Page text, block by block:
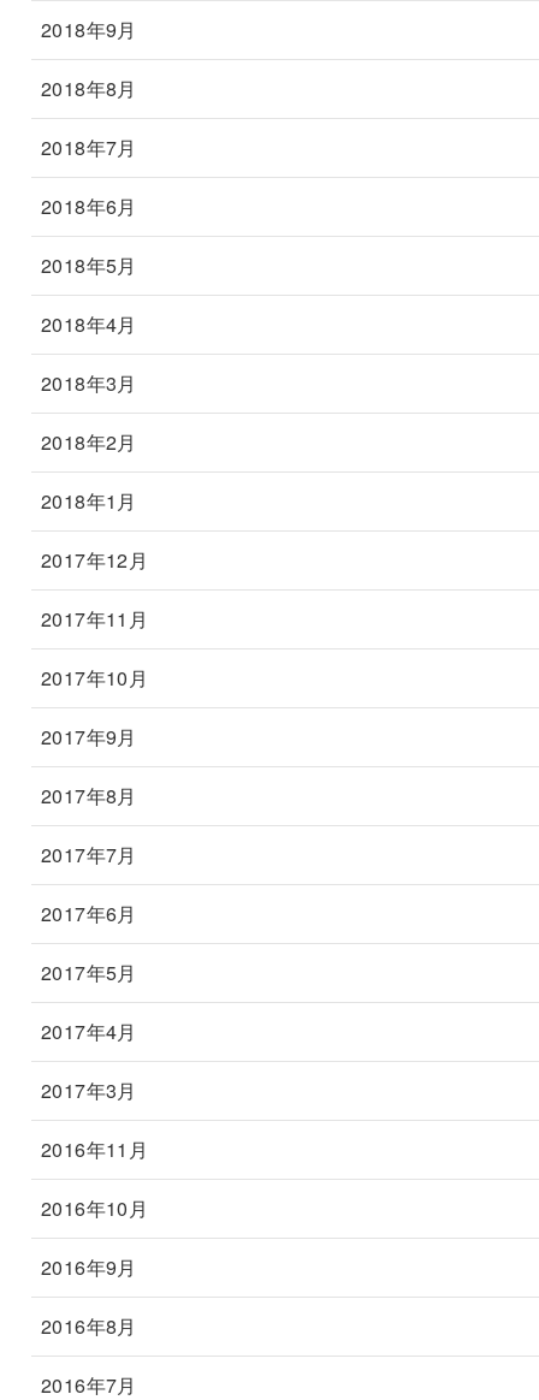
2018年9月
2018年8月
2018年7月
2018年6月
2018年5月
2018年4月
2018年3月
2018年2月
2018年1月
2017年12月
2017年11月
2017年10月
2017年9月
2017年8月
2017年7月
2017年6月
2017年5月
2017年4月
2017年3月
2016年11月
2016年10月
2016年9月
2016年8月
2016年7月